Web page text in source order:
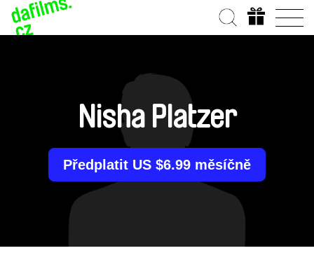
Nisha Platzer
Předplatit US $6.99 měsíčně